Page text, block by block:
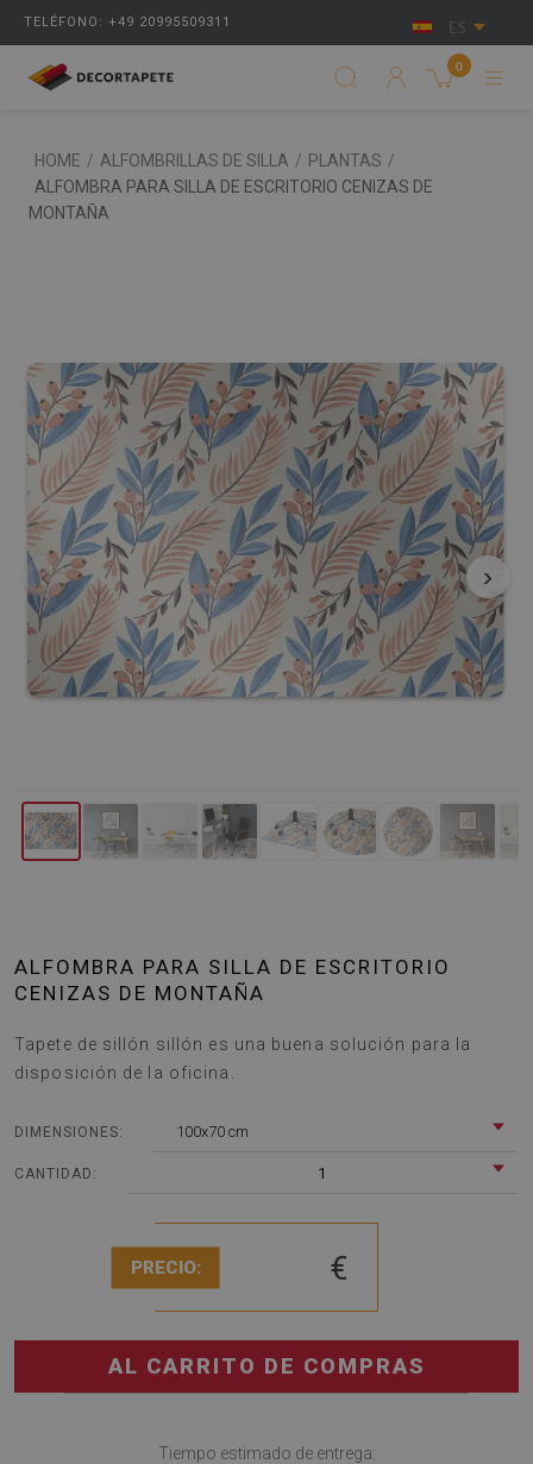
TELÉFONO: +49 20995509311 ES
0
HOME / ALFOMBRILLAS DE SILLA / PLANTAS /
ALFOMBRA PARA SILLA DE ESCRITORIO CENIZAS DE
MONTAÑA
‹ ›
ALFOMBRA PARA SILLA DE ESCRITORIO
CENIZAS DE MONTAÑA
Tapete de sillón sillón es una buena solución para la
disposición de la oficina.
DIMENSIONES: 100x70 cm
CANTIDAD: 1
PRECIO: €
AL CARRITO DE COMPRAS
Tiempo estimado de entrega: